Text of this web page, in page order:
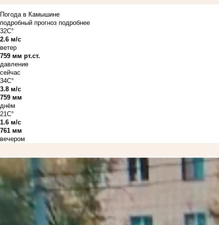
Погода в Камышине
подробный прогноз подробнее
32C°
2.6 м/с
ветер
759 мм рт.ст.
давление
сейчас
34C°
3.8 м/с
759 мм
днём
21C°
1.6 м/с
761 мм
вечером